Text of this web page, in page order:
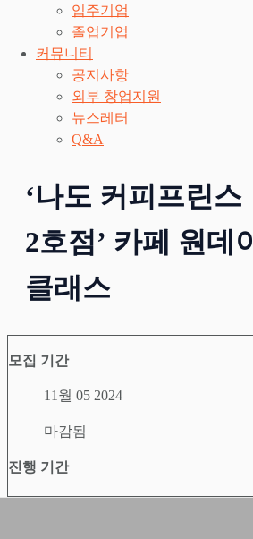
입주기업
졸업기업
커뮤니티
공지사항
외부 창업지원
뉴스레터
Q&A
‘나도 커피프린스
2호점’ 카페 원데이
클래스
모집 기간
11월 05 2024
마감됨
진행 기간